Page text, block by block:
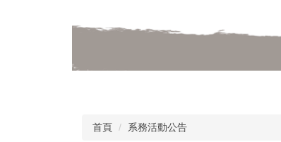
首頁 系務活動公告